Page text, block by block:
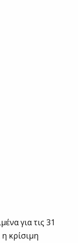
για τις 31
κρίσιμη